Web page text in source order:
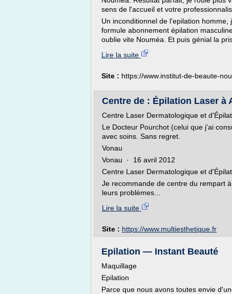
sens de l'accueil et votre
Un inconditionnel de l'epilation
formule abonnement épilation
oublie vite Nouméa. Et puis génial la
Lire la suite
Site : https://www.institut-de-beaute-
Centre de : Épilation Laser à
Centre Laser Dermatologique et
Le Docteur Pourchot (celui que j'ai
avec soins. Sans regret.
Vonau
Vonau · 16 avril 2012
Centre Laser Dermatologique et
Je recommande de centre du rempart
leurs problèmes...
Lire la suite
Site : https://www.multiesthetique.fr
Epilation — Instant Beauté
Maquillage
Epilation
Parce que nous avons toutes envie